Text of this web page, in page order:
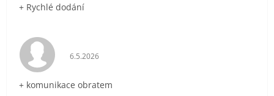
+ Rychlé dodání
Hodnocení obchodu je 5 z 5 hvězdiček.
6.5.2026
+ komunikace obratem